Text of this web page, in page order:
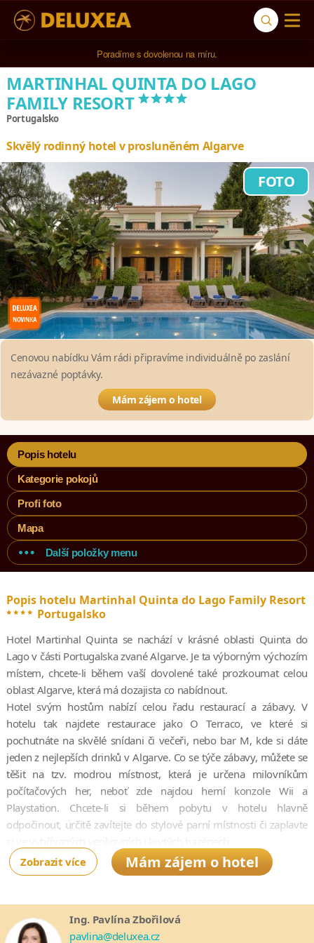
Poradíme s dovolenou na míru.
MARTINHAL QUINTA DO LAGO
FAMILY RESORT****
Portugalsko
Skvělý rodinný hotel v prosluněném Algarve
FOTO
Cenovou nabídku Vám rádi připravíme individuálně po zaslání
nezávazné poptávky.
Mám zájem o hotel
Popis hotelu
Kategorie pokojů
Profi foto
Mapa
Další položky menu
Popis hotelu Martinhal Quinta do Lago Family Resort
**** Portugalsko
Hotel Martinhal Quinta se nachází v krásné oblasti Quinta do
Lago v části Portugalska zvané Algarve. Je ta výborným výchozím
místem, chcete-li během vaší dovolené také prozkoumat celou
oblast Algarve, která má dozajista co nabídnout.
Hotel svým hostům nabízí celou řadu restaurací a zábavy. V
hotelu tak najdete restaurace jako O Terraco, ve které si
pochutnáte na skvělé snídani či večeři, nebo bar M, kde si dáte
jeden z nejlepších drinků v Algarve. Co se týče zábavy, můžete se
těšit na tzv. modrou místnost, která je určena milovníkům
počítačových her, neboť zde najdou herní konzole Wii a
Playstation. Chcete-li si během pobytu v hotelu hlavně
odpočinout, určitě zavítejte do stylové parní místnosti či zaplavte
Obzvláště děti budou z této dovolené přímo nadšené, jelikož si
dětský klub Raposinhos, kde si užijou opravodovou zábavu.
Vše v hotelu Martinhal Quinta bylo navrženo tak, aby se tady
Zobrazit více Mám zájem o hotel
Ing. Pavlína Zbořilová
pavlina@deluxea.cz